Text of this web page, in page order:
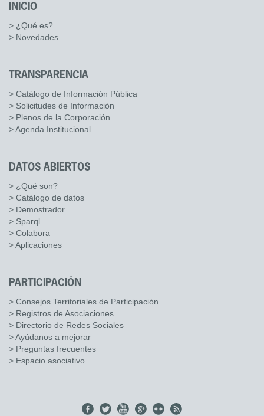
INICIO
> ¿Qué es?
> Novedades
TRANSPARENCIA
> Catálogo de Información Pública
> Solicitudes de Información
> Plenos de la Corporación
> Agenda Institucional
DATOS ABIERTOS
> ¿Qué son?
> Catálogo de datos
> Demostrador
> Sparql
> Colabora
> Aplicaciones
PARTICIPACIÓN
> Consejos Territoriales de Participación
> Registros de Asociaciones
> Directorio de Redes Sociales
> Ayúdanos a mejorar
> Preguntas frecuentes
> Espacio asociativo